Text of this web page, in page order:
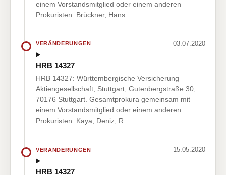
einem Vorstandsmitglied oder einem anderen
Prokuristen: Brückner, Hans…
VERÄNDERUNGEN 03.07.2020
HRB 14327
HRB 14327: Württembergische Versicherung
Aktiengesellschaft, Stuttgart, Gutenbergstraße 30,
70176 Stuttgart. Gesamtprokura gemeinsam mit
einem Vorstandsmitglied oder einem anderen
Prokuristen: Kaya, Deniz, R…
VERÄNDERUNGEN 15.05.2020
HRB 14327